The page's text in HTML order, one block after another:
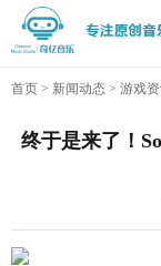
首页 > 新闻动态 > 游戏
全景声
终于是来了！